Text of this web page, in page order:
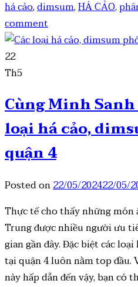
há cảo,dimsum,HÁ CẢO,
comment
22
Th5
Cùng Minh
loại há cảo,
quận 4
Posted on22/05/202422/05/
Thực tế cho thấy những món
Trung được nhiều người ưu
gian gần đây. Đặc biệt các
tại quận 4 luôn nằm top đầu.
này hấp dẫn đến vậy, bạn có